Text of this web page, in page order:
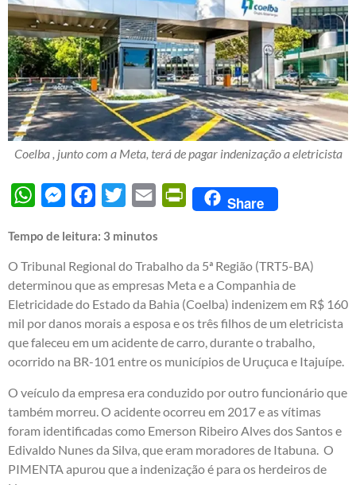
Coelba , junto com a Meta, terá de pagar indenização a eletricista
WhatsAppMessengerFacebook
Twitter Email PrintFriendly
Share
Tempo de leitura: 3 minutos
O Tribunal Regional do Trabalho da 5ª Região (TRT5-BA)
determinou que as empresas Meta e a Companhia de
Eletricidade do Estado da Bahia (Coelba) indenizem em R$ 160
mil por danos morais a esposa e os três filhos de um eletricista
que faleceu em um acidente de carro, durante o trabalho,
ocorrido na BR-101 entre os municípios de Uruçuca e Itajuípe.
O veículo da empresa era conduzido por outro funcionário que
também morreu. O acidente ocorreu em 2017 e as vítimas
foram identificadas como Emerson Ribeiro Alves dos Santos e
Edivaldo Nunes da Silva, que eram moradores de Itabuna. O
PIMENTA apurou que a indenização é para os herdeiros de